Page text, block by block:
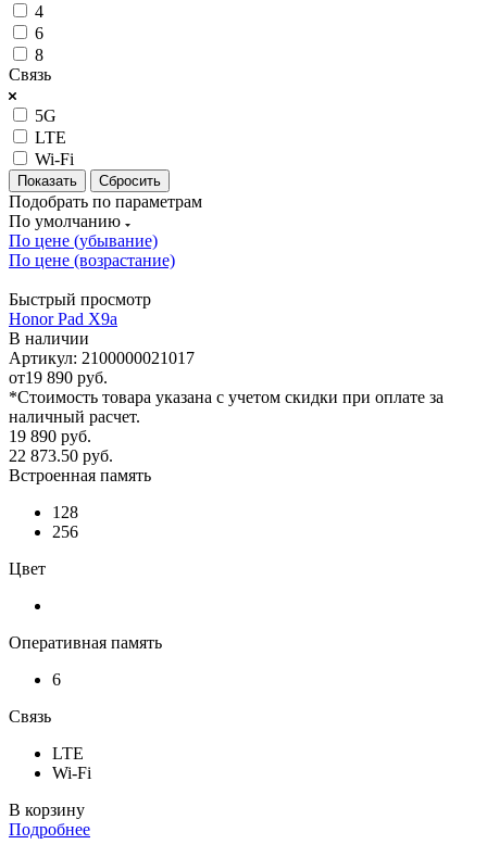
4
6
8
Связь
5G
LTE
Wi-Fi
Сбросить
Подобрать по параметрам
По умолчанию
По цене (убывание)
По цене (возрастание)
Быстрый просмотр
Honor Pad X9a
В наличии
Артикул: 2100000021017
от19 890 руб.
*Стоимость товара указана с учетом скидки при оплате за
наличный расчет.
19 890 руб.
22 873.50 руб.
Встроенная память
128
256
Цвет
Оперативная память
6
Связь
LTE
Wi-Fi
В корзину
Подробнее